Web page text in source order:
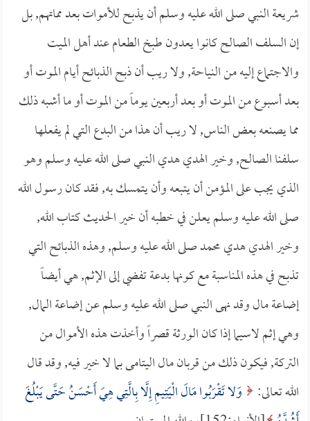
شريعة النبي صلى الله عليه وسلم أن يذبح للأموات بعد مماتهم, بل
إن السلف الصالح كانوا يعدون طبخ الطعام عند أهل الميت
والاجتماع إليه من النياحة, ولا ريب أن ذبح الذبائح أيام الموت أو
بعد أسبوع من الموت أو بعد أربعين يوماً من الموت أو ما أشبه ذلك
مما يصنعه بعض الناس, لا ريب أن هذا من البدع التي لم يفعلها
سلفنا الصالح, وخير الهدي هدي النبي صلى الله عليه وسلم وهو
الذي يجب على المؤمن أن يتبعه وأن يتمسك به, فقد كان رسول الله
صلى الله عليه وسلم يعلن في خطبه أن خير الحديث كتاب الله,
وخير الهدي هدي محمد صلى الله عليه وسلم, وهذه الذبائح التي
تذبح في هذه المناسبة مع كونها بدعة تفضي إلى الإثم, هي أيضاً
إضاعة مال وقد نهى النبي صلى الله عليه وسلم عن إضاعة المال,
وهي إثم لاسيما إذا كان الورثة قصراً وأخذت هذه الأموال من
التركة, فيكون ذلك من قربان مال اليتامى بما لا خير فيه, وقد قال
الله تعالى:
وَلا تَقْرَبُوا مَالَ الْيَتِيمِ إِلَّا بِالَّتِي هِيَ أَحْسَنُ حَتَّى يَبْلُغَ